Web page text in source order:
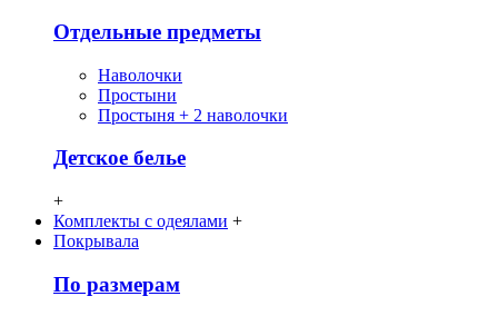
Отдельные предметы
Наволочки
Простыни
Простыня + 2 наволочки
Детское белье
+
Комплекты с одеялами +
Покрывала
По размерам